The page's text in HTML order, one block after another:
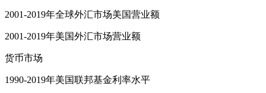
2001-2019年全球外汇市场美国营业额
2001-2019年美国外汇市场营业额
货币市场
1990-2019年美国联邦基金利率水平